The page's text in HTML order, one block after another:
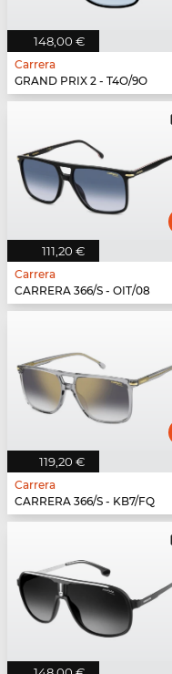
148,00 €
Carrera
GRAND PRIX 2 - T4O/9O
111,20 €
Carrera
CARRERA 366/S - OIT/08
119,20 €
Carrera
CARRERA 366/S - KB7/FQ